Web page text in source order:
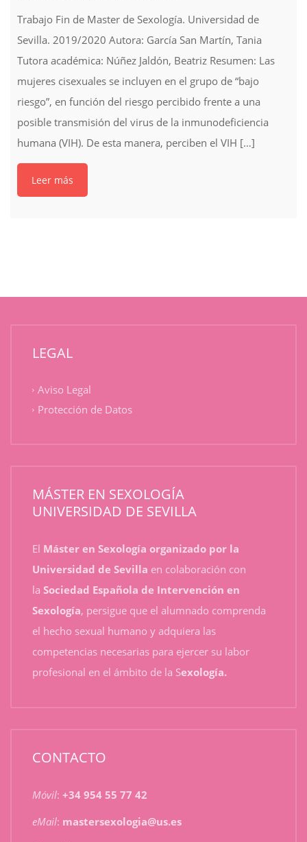
Trabajo Fin de Master de Sexología. Universidad de
Sevilla. 2019/2020 Autora: García San Martín, Tania
Tutora académica: Núñez Jaldón, Beatriz Resumen: Las
mujeres cisexuales se incluyen en el grupo de “bajo
riesgo”, en función del riesgo percibido frente a una
posible transmisión del virus de la inmunodeficiencia
humana (VIH). De esta manera, perciben el VIH […]
Leer más
LEGAL
Aviso Legal
Protección de Datos
MÁSTER EN SEXOLOGÍA
UNIVERSIDAD DE SEVILLA
El Máster en Sexología organizado por la
Universidad de Sevilla en colaboración con
la Sociedad Española de Intervención en
Sexología, persigue que el alumnado comprenda
el hecho sexual humano y adquiera las
competencias necesarias para ejercer su labor
profesional en el ámbito de la Sexología.
CONTACTO
Móvil: +34 954 55 77 42
eMail: mastersexologia@us.es